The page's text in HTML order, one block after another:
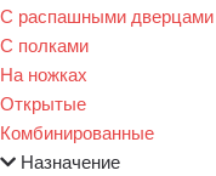
С распашными дверцами
С полками
На ножках
Открытые
Комбинированные
Назначение